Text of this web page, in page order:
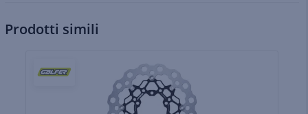
Prodotti simili